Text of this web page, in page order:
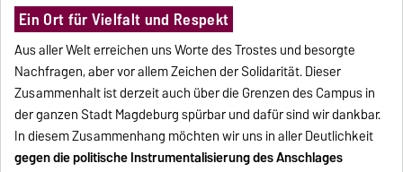
Ein Ort für Vielfalt und Respekt
Aus aller Welt erreichen uns Worte des Trostes und besorgte
Nachfragen, aber vor allem Zeichen der Solidarität. Dieser
Zusammenhalt ist derzeit auch über die Grenzen des Campus in
der ganzen Stadt Magdeburg spürbar und dafür sind wir dankbar.
In diesem Zusammenhang möchten wir uns in aller Deutlichkeit
gegen die politische Instrumentalisierung des Anschlages